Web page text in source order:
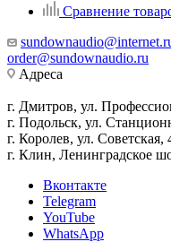
Сравнение
order@sundownaudio.ru
Адреса
г. Дмитров, ул.
г. Подольск, ул.
г. Королев, ул. Советская,
г. Клин, Ленинградское
Вконтакте
Telegram
YouTube
WhatsApp